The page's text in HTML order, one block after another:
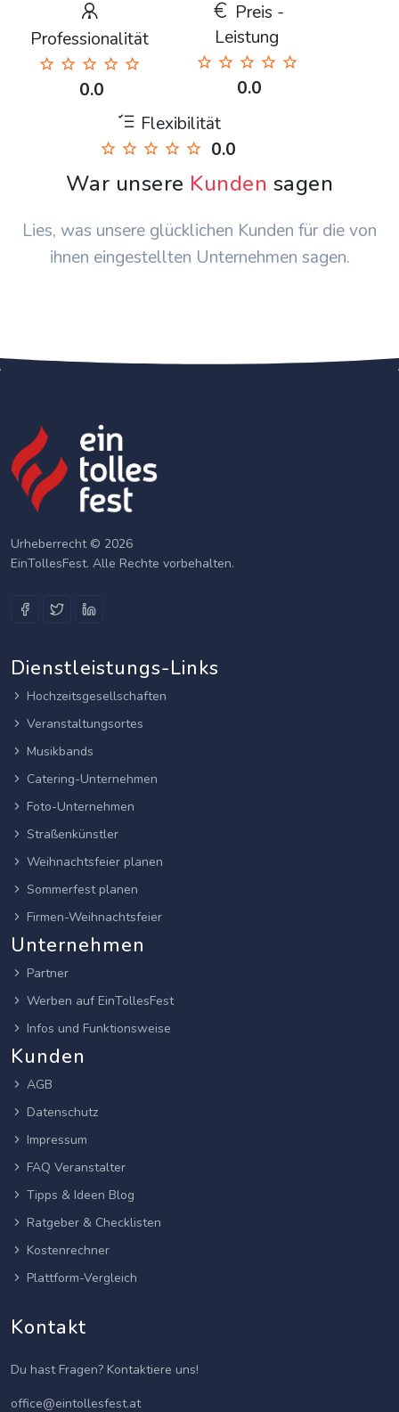
Professionalität
0.0
Preis -
Leistung
0.0
Flexibilität
0.0
War unsere Kunden sagen
Lies, was unsere glücklichen Kunden für die von
ihnen eingestellten Unternehmen sagen.
Urheberrecht © 2026
EinTollesFest. Alle Rechte vorbehalten.
Dienstleistungs-Links
Hochzeitsgesellschaften
Veranstaltungsortes
Musikbands
Catering-Unternehmen
Foto-Unternehmen
Straßenkünstler
Weihnachtsfeier planen
Sommerfest planen
Firmen-Weihnachtsfeier
Unternehmen
Partner
Werben auf EinTollesFest
Infos und Funktionsweise
Kunden
AGB
Datenschutz
Impressum
FAQ Veranstalter
Tipps & Ideen Blog
Ratgeber & Checklisten
Kostenrechner
Plattform-Vergleich
Kontakt
Du hast Fragen? Kontaktiere uns!
office@eintollesfest.at